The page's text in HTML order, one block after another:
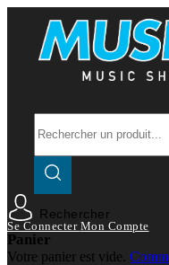
Rechercher
Se Connecter Mon Compte
Panier
Votre panier est vide.